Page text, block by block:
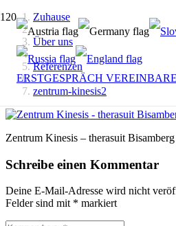
ERSTGESPRÄCH
Zuhause
Über uns
Referenzen
zentrum-kinesis2
Zentrum Kinesis – therasuit
Schreibe einen Kommentar
Deine E-Mail-Adresse wird nicht
Felder sind mit * markiert